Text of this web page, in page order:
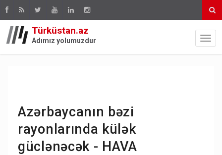
Türküstan.az
Adımız yolumuzdur
Azərbaycanın bəzi
rayonlarında külək
güclənəcək - HAVA